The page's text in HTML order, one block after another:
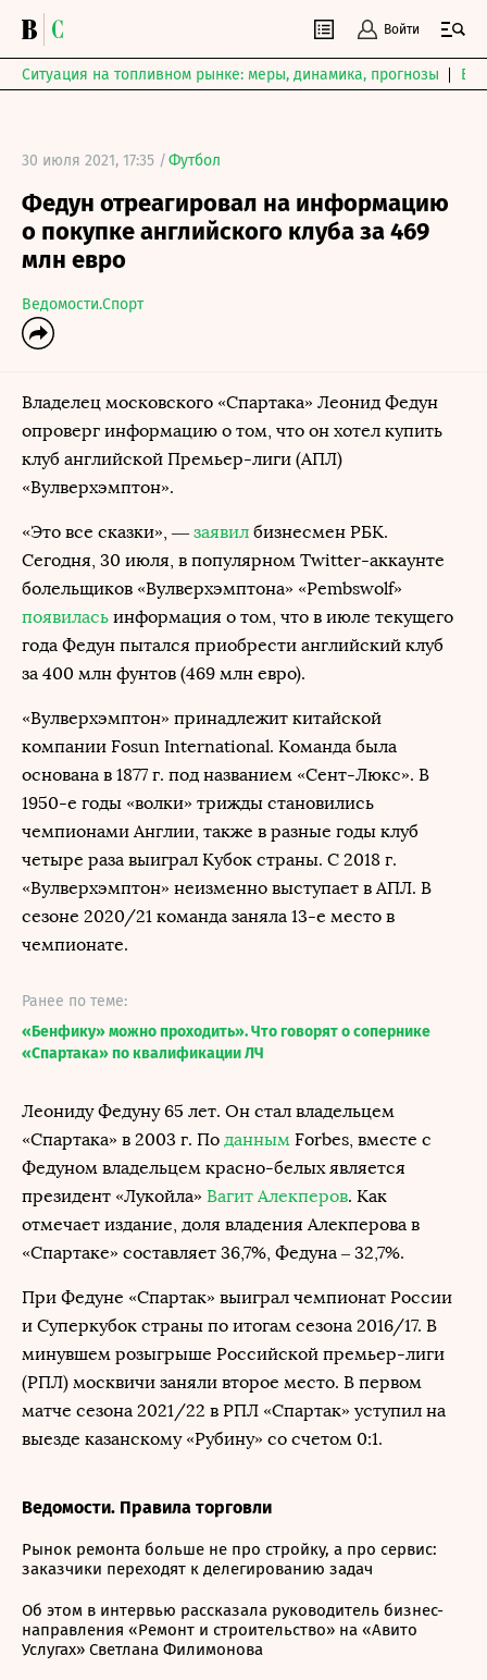
Войти
Ситуация на топливном рынке: меры, динамика, прогнозы
30 июля 2021, 17:35 /Футбол
Федун отреагировал на информацию
о покупке английского клуба за 469
млн евро
Ведомости.Спорт
Владелец московского «Спартака» Леонид Федун
опроверг информацию о том, что он хотел купить
клуб английской Премьер-лиги (АПЛ)
«Вулверхэмптон».
«Это все сказки», — заявил бизнесмен РБК.
Сегодня, 30 июля, в популярном Twitter-аккаунте
болельщиков «Вулверхэмптона» «Pembswolf»
появилась информация о том, что в июле текущего
года Федун пытался приобрести английский клуб
за 400 млн фунтов (469 млн евро).
«Вулверхэмптон» принадлежит китайской
компании Fosun International. Команда была
основана в 1877 г. под названием «Сент-Люкс». В
1950-е годы «волки» трижды становились
чемпионами Англии, также в разные годы клуб
четыре раза выиграл Кубок страны. С 2018 г.
«Вулверхэмптон» неизменно выступает в АПЛ. В
сезоне 2020/21 команда заняла 13-е место в
чемпионате.
Ранее по теме:
«Бенфику» можно проходить». Что говорят о сопернике
«Спартака» по квалификации ЛЧ
Леониду Федуну 65 лет. Он стал владельцем
«Спартака» в 2003 г. По данным Forbes, вместе с
Федуном владельцем красно-белых является
президент «Лукойла» Вагит Алекперов. Как
отмечает издание, доля владения Алекперова в
«Спартаке» составляет 36,7%, Федуна – 32,7%.
При Федуне «Спартак» выиграл чемпионат России
и Суперкубок страны по итогам сезона 2016/17. В
минувшем розыгрыше Российской премьер-лиги
(РПЛ) москвичи заняли второе место. В первом
матче сезона 2021/22 в РПЛ «Спартак» уступил на
выезде казанскому «Рубину» со счетом 0:1.
Ведомости. Правила торговли
Рынок ремонта больше не про стройку, а про сервис:
заказчики переходят к делегированию задач
Об этом в интервью рассказала руководитель бизнес-
направления «Ремонт и строительство» на «Авито
Услугах» Светлана Филимонова